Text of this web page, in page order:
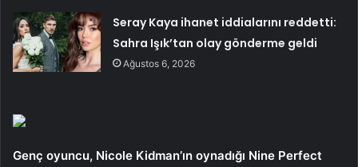
Seray Kaya ihanet iddialarını reddetti:
Sahra Işık’tan olay gönderme geldi
Ağustos 6, 2026
Genç oyuncu, Nicole Kidman’ın oynadığı Nine Perfect